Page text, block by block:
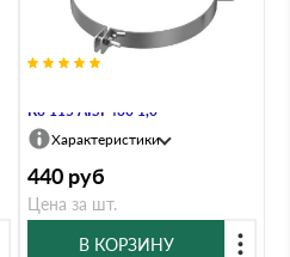
Ко 115 AISI 430 1,0
Характеристики
440 руб
Цена за шт.
В КОРЗИНУ